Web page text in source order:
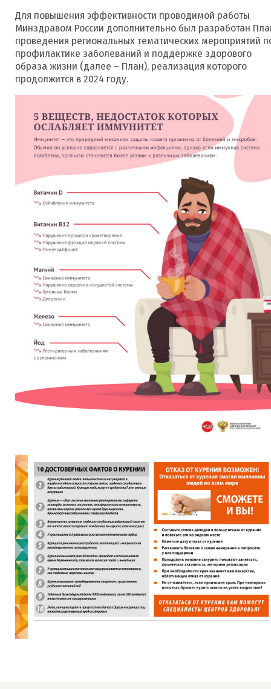
Для повышения эффективности проводимой работы
Минздравом России дополнительно был разработан
проведения региональных тематических мероприятий
профилактике заболеваний и поддержке здорового
образа жизни (далее – План), реализация которого
продолжится в 2024 году.